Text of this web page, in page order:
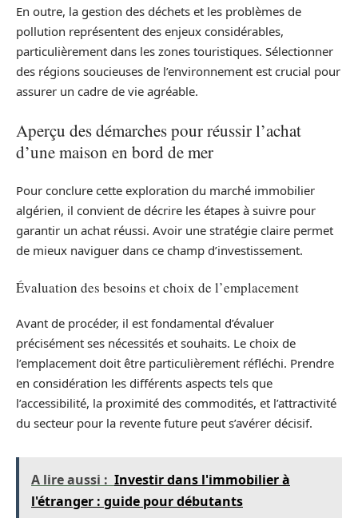
En outre, la gestion des déchets et les problèmes de
pollution représentent des enjeux considérables,
particulièrement dans les zones touristiques. Sélectionner
des régions soucieuses de l’environnement est crucial pour
assurer un cadre de vie agréable.
Aperçu des démarches pour réussir l’achat
d’une maison en bord de mer
Pour conclure cette exploration du marché immobilier
algérien, il convient de décrire les étapes à suivre pour
garantir un achat réussi. Avoir une stratégie claire permet
de mieux naviguer dans ce champ d’investissement.
Évaluation des besoins et choix de l’emplacement
Avant de procéder, il est fondamental d’évaluer
précisément ses nécessités et souhaits. Le choix de
l’emplacement doit être particulièrement réfléchi. Prendre
en considération les différents aspects tels que
l’accessibilité, la proximité des commodités, et l’attractivité
du secteur pour la revente future peut s’avérer décisif.
A lire aussi : Investir dans l'immobilier à
l'étranger : guide pour débutants